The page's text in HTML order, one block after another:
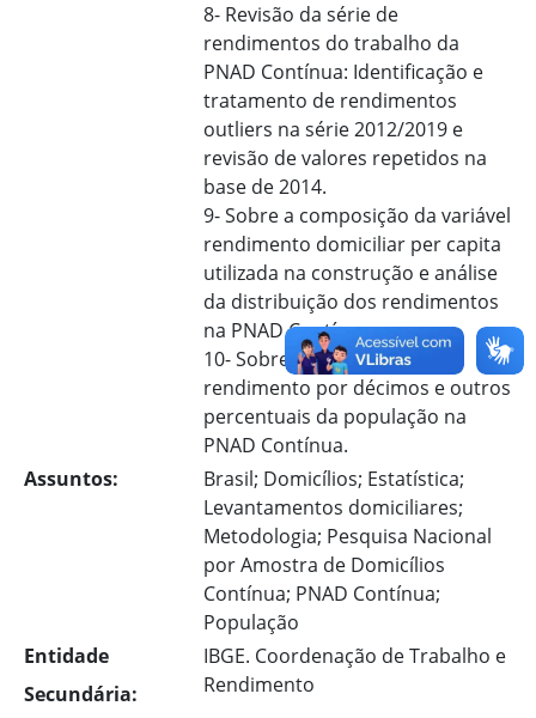
8- Revisão da série de
rendimentos do trabalho da
PNAD Contínua: Identificação e
tratamento de rendimentos
outliers na série 2012/2019 e
revisão de valores repetidos na
base de 2014.
9- Sobre a composição da variável
rendimento domiciliar per capita
utilizada na construção e análise
da distribuição dos rendimentos
na PNAD Contínua.
10- Sobre estatísticas de
rendimento por décimos e outros
percentuais da população na
PNAD Contínua.
Assuntos:
Brasil; Domicílios; Estatística;
Levantamentos domiciliares;
Metodologia; Pesquisa Nacional
por Amostra de Domicílios
Contínua; PNAD Contínua;
População
Entidade
Secundária:
IBGE. Coordenação de Trabalho e
Rendimento